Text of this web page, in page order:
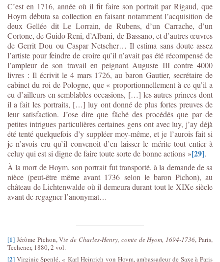
C’est en 1716, année où il fit faire son portrait par Rigaud, que
Hoym débuta sa collection en faisant notamment l’acquisition de
deux Gellée dit Le Lorrain, de Rubens, d’un Carrache, d’un
Cortone, de Guido Reni, d’Albani, de Bassano, et d’autres œuvres
de Gerrit Dou ou Caspar Netscher… Il estima sans doute assez
l’artiste pour feindre de croire qu’il n’avait pas été récompensé de
l’ampleur de son travail en peignant Auguste III contre 4000
livres : Il écrivit le 4 mars 1726, au baron Gautier, secrétaire de
cabinet du roi de Pologne, que « proportionnellement à ce qu’il a
eu d’ailleurs en semblables occasions, […] les autres princes dont
il a fait les portraits, […] luy ont donné de plus fortes preuves de
leur satisfaction. J’ose dire que fâché des procédés que par de
petites intrigues particulières certaines gens ont avec luy, j’ay déjà
été tenté quelquefois d’y suppléer moy-même, et je l’aurois fait si
je n’avois cru qu’il convenoit d’en laisser le mérite tout entier à
celuy qui est si digne de faire toute sorte de bonne actions »[29].
À la mort de Hoym, son portrait fut transporté, à la demande de sa
nièce (peut-être même avant 1736 selon le baron Pichon), au
château de Lichtenwalde où il demeura durant tout le XIXe siècle
avant de regagner l’anonymat…
[1] Jérôme Pichon, Vie de Charles-Henry, comte de Hyom, 1694-1736, Paris,
Techener, 1880, 2 vol.
[2] Virginie Spenlé, « Karl Heinrich von Hoym, ambassadeur de Saxe à Paris